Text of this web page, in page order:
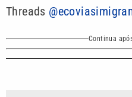
Threads
Continua